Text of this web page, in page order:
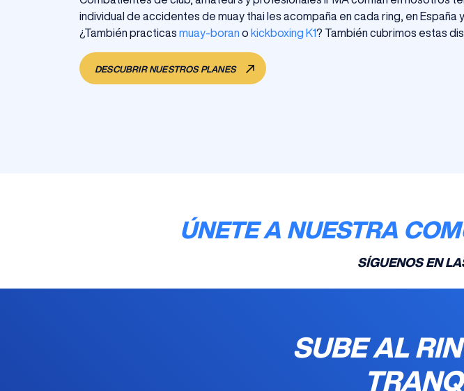
individual de accidentes de muay thai les acompaña en cada ring, en
¿También practicas muay-boran o kickboxing K1? También cubrimos estas
DESCUBRIR NUESTROS PLANES
ÚNETE A NUESTRA
SÍGUENOS EN
SUBE AL